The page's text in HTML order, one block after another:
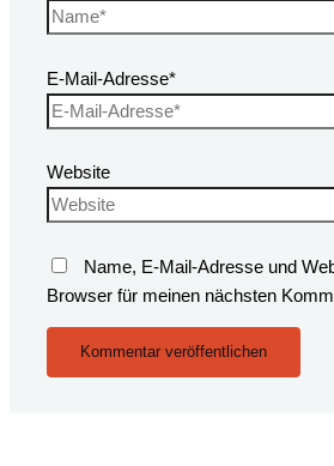
E-Mail-Adresse*
Website
Name, E-Mail-Adresse und
Browser für meinen nächsten